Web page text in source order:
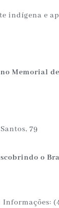
indígena e
Memorial
79
o